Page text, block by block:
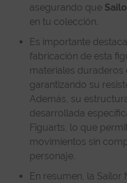
asegurando que
en tu colección.
Es importante
fabricación de esta
materiales duraderos
garantizando su
Además, su
desarrollada
Figuarts, lo que
movimientos sin
personaje.
En resumen, la